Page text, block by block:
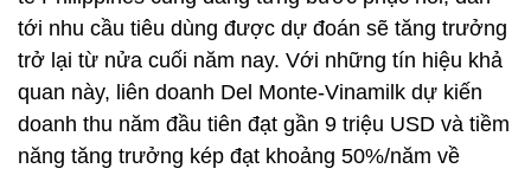
tới nhu cầu tiêu dùng được dự đoán sẽ tăng trưởng
trở lại từ nửa cuối năm nay. Với những tín hiệu khả
quan này, liên doanh Del Monte-Vinamilk dự kiến
doanh thu năm đầu tiên đạt gần 9 triệu USD và tiềm
năng tăng trưởng kép đạt khoảng 50%/năm về